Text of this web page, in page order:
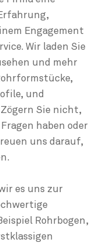
Engagement
Wir laden Sie
und mehr
und
Sie nicht,
haben oder
uns darauf,
es uns zur
Rohrbogen,